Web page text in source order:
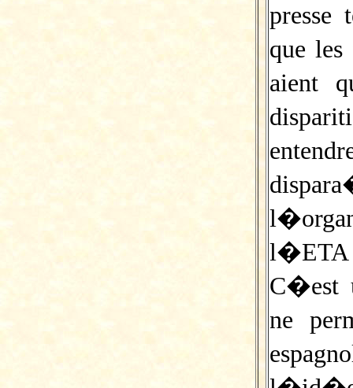
presse
que
aient
C�est
ne